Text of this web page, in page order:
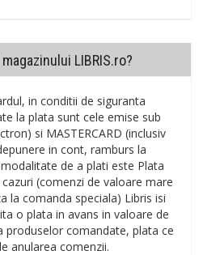
LIBRIS.ro?
in conditii de siguranta
la plata sunt cele emise sub
si MASTERCARD (inclusiv
in cont, ramburs la
de a plati este Plata
(comenzi de valoare mare
la comanda speciala) Libris isi
o plata in avans in valoare de
produselor comandate, plata ce
anularea comenzii.